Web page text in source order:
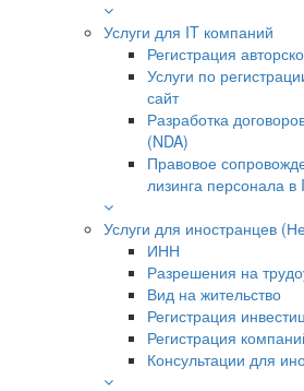
Услуги для IT компаний
Регистрация
Услуги по
сайт
Разработка
(NDA)
Правовое
лизинга персонала
Услуги для иностранцев
ИНН
Разрешения на
Вид на жительство
Регистрация
Регистрация
Консультации для